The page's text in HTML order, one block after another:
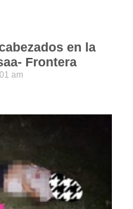
en la
Frontera
am